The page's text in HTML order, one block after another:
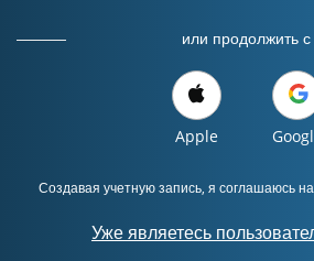
или продолжить с
Apple
Создавая учетную запись, я соглашаюсь на
Уже являетесь